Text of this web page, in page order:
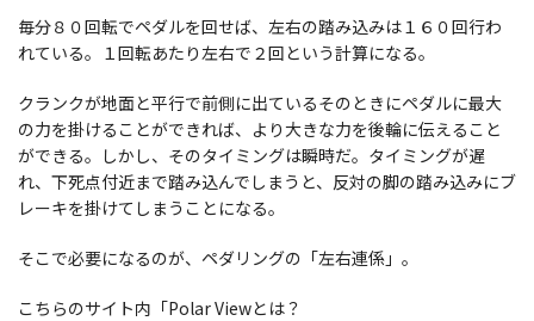
毎分８０回転でペダルを回せば、左右の踏み込みは１６０回行わ
れている。１回転あたり左右で２回という計算になる。
クランクが地面と平行で前側に出ているそのときにペダルに最大
の力を掛けることができれば、より大きな力を後輪に伝えること
ができる。しかし、そのタイミングは瞬時だ。タイミングが遅
れ、下死点付近まで踏み込んでしまうと、反対の脚の踏み込みにブ
レーキを掛けてしまうことになる。
そこで必要になるのが、ペダリングの「左右連係」。
こちらのサイト内「Polar Viewとは？